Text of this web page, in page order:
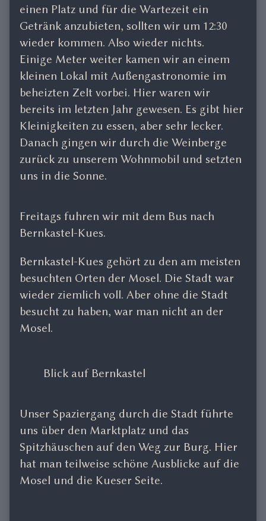
einen Platz und für die Wartezeit ein
Getränk anzubieten, sollten wir um 12:30
wieder kommen. Also wieder nichts.
Einige Meter weiter kamen wir an einem
kleinen Lokal mit Außengastronomie im
beheizten Zelt vorbei. Hier waren wir
bereits im letzten Jahr gewesen. Es gibt hier
Kleinigkeiten zu essen, aber sehr lecker.
Danach gingen wir durch die Weinberge
zurück zu unserem Wohnmobil und setzten
uns in die Sonne.
Freitags fuhren wir mit dem Bus nach
Bernkastel-Kues.
Bernkastel-Kues gehört zu den am meisten
besuchten Orten der Mosel. Die Stadt war
wieder ziemlich voll. Aber ohne die Stadt
besucht zu haben, war man nicht an der
Mosel.
Blick auf Bernkastel
Unser Spaziergang durch die Stadt führte
uns über den Marktplatz und das
Spitzhäuschen auf den Weg zur Burg. Hier
hat man teilweise schöne Ausblicke auf die
Mosel und die Kueser Seite.